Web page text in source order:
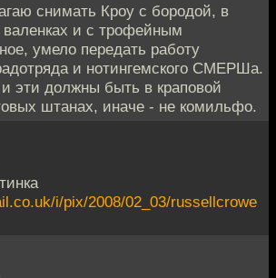
снимать Кроу с бородой, в
и с трофейным
умело передать работу
и нотингемского СМЕРШа.
эти должны быть в краповой
штанах, иначе - не комильфо.
i/pix/2008/02_03/russellcrowe